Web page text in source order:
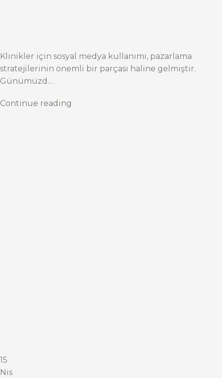
Klinikler için sosyal medya kullanımı, pazarlama
stratejilerinin önemli bir parçası haline gelmiştir.
Günümüzd…
Continue reading
15
Nis